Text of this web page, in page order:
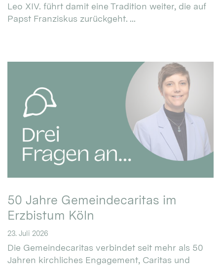
Leo XIV. führt damit eine Tradition weiter, die auf
Papst Franziskus zurückgeht. ...
50 Jahre Gemeindecaritas im
Erzbistum Köln
23. Juli 2026
Die Gemeindecaritas verbindet seit mehr als 50
Jahren kirchliches Engagement, Caritas und